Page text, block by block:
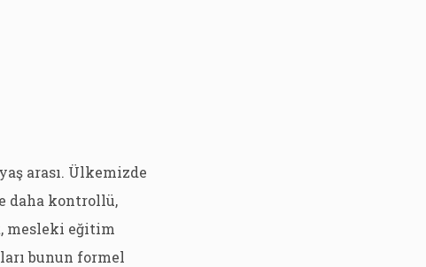
arası. Ülkemizde
daha kontrollü,
mesleki eğitim
bunun formel